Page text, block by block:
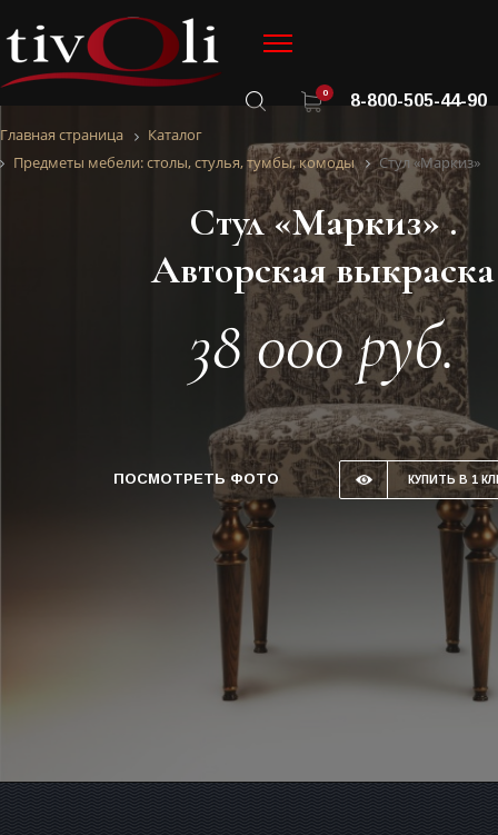
8-800-505-44-90
0
Главная страница
Каталог
Предметы мебели: столы, стулья, тумбы, комоды
Стул «Маркиз»
Стул «Маркиз» .
Авторская выкраска
38 000 руб.
ПОСМОТРЕТЬ ФОТО КУПИТЬ В 1